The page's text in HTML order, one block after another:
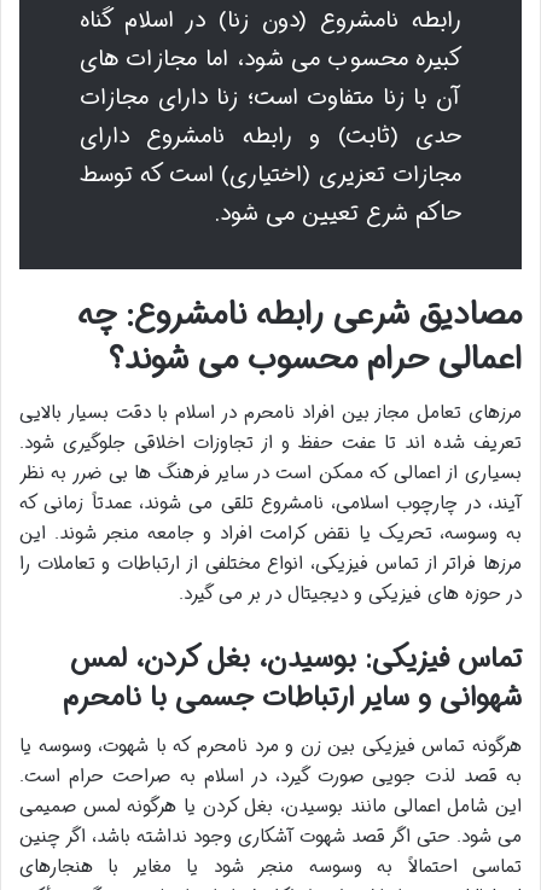
رابطه نامشروع (دون زنا) در اسلام گناه
کبیره محسوب می شود، اما مجازات های
آن با زنا متفاوت است؛ زنا دارای مجازات
حدی (ثابت) و رابطه نامشروع دارای
مجازات تعزیری (اختیاری) است که توسط
حاکم شرع تعیین می شود.
مصادیق شرعی رابطه نامشروع: چه
اعمالی حرام محسوب می شوند؟
مرزهای تعامل مجاز بین افراد نامحرم در اسلام با دقت بسیار بالایی
تعریف شده اند تا عفت حفظ و از تجاوزات اخلاقی جلوگیری شود.
بسیاری از اعمالی که ممکن است در سایر فرهنگ ها بی ضرر به نظر
آیند، در چارچوب اسلامی، نامشروع تلقی می شوند، عمدتاً زمانی که
به وسوسه، تحریک یا نقض کرامت افراد و جامعه منجر شوند. این
مرزها فراتر از تماس فیزیکی، انواع مختلفی از ارتباطات و تعاملات را
در حوزه های فیزیکی و دیجیتال در بر می گیرد.
تماس فیزیکی: بوسیدن، بغل کردن، لمس
شهوانی و سایر ارتباطات جسمی با نامحرم
هرگونه تماس فیزیکی بین زن و مرد نامحرم که با شهوت، وسوسه یا
به قصد لذت جویی صورت گیرد، در اسلام به صراحت حرام است.
این شامل اعمالی مانند بوسیدن، بغل کردن یا هرگونه لمس صمیمی
می شود. حتی اگر قصد شهوت آشکاری وجود نداشته باشد، اگر چنین
تماسی احتمالاً به وسوسه منجر شود یا مغایر با هنجارهای